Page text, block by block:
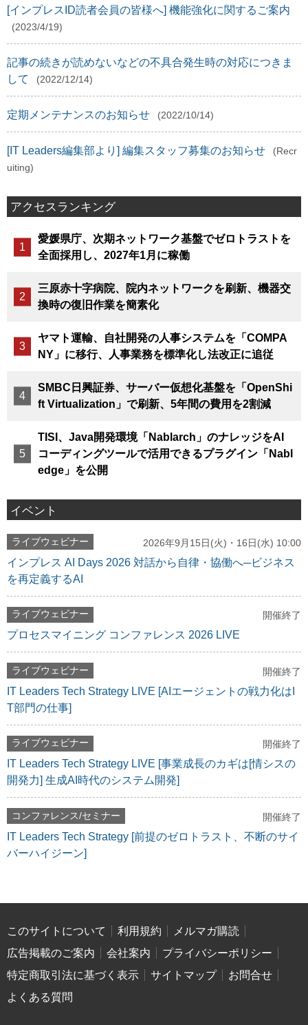
[インプレスID読者会員の皆様へ] 機能強化に関するご案内
(2023/4/19)
記事の続きが読めないなどの不具合発生時の対応につきま
して
(2022/12/14)
定期メンテナンスのお知らせ (2022/10/14)
[IT Leaders編集部より] 編集スタッフ募集のお知らせ
(Recr
uiting)
アクセスランキング
愛媛県庁、次期ネットワーク基盤でゼロトラストを
全面採用し、2027年1月に稼働
三原赤十字病院、院内ネットワークを刷新、機器交
換時の復旧作業を簡素化
ヤマト運輸、自社開発の人事システムを「COMPA
NY」に移行、人事業務を標準化し法改正に追従
SMBC日興証券、サーバー仮想化基盤を「OpenShi
ft Virtualization」で刷新、5年間の費用を2割減
TISI、Java開発環境「Nablarch」のナレッジをAI
コーディングツールで活用できるプラグイン「Nabl
edge」を公開
イベント
ライブウェビナー 2026年9月15日(火)・16日(水) 10:00
インプレス AI Days 2026 対話から自律・協働へ─ビジネス
を再定義するAI
ライブウェビナー 開催終了
プロセスマイニング コンファレンス 2026 LIVE
ライブウェビナー 開催終了
IT Leaders Tech Strategy LIVE [AIエージェントの戦力化はI
T部門の仕事]
ライブウェビナー 開催終了
IT Leaders Tech Strategy LIVE [事業成長のカギは[情シスの
開発力] 生成AI時代のシステム開発]
コンファレンス/セミナー 開催終了
IT Leaders Tech Strategy [前提のゼロトラスト、不断のサイ
バーハイジーン]
このサイトについて 利用規約
メルマガ購読
広告掲載のご案内
会社案内
プライバシーポリシー
特定商取引法に基づく表示
サイトマップ
お問合せ
よくある質問